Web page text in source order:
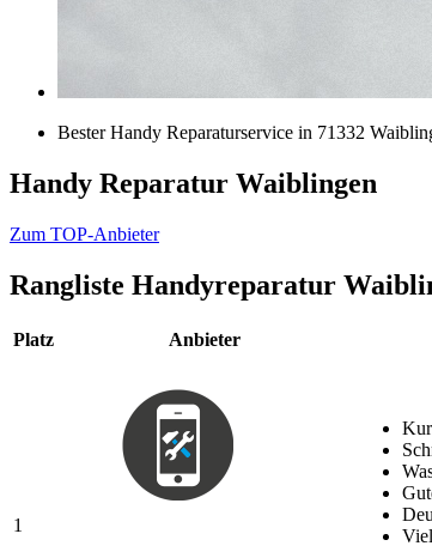
Bester Handy Reparaturservice in 71332
Handy Reparatur Waiblingen
Zum TOP-Anbieter
Rangliste Handyreparatur
Platz Anbieter
1